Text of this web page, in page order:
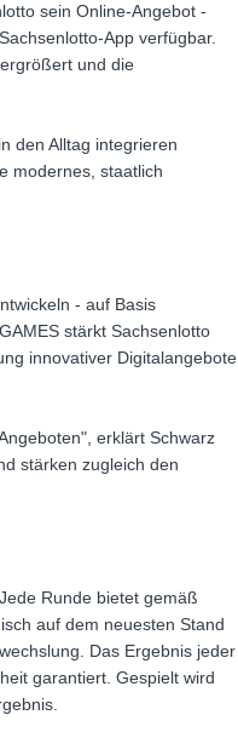
sein Online-Angebot -
App verfügbar.
und die
den Alltag integrieren
modernes, staatlich
- auf Basis
stärkt Sachsenlotto
innovativer Digitalangebote
erklärt Schwarz
stärken zugleich den
Runde bietet gemäß
auf dem neuesten Stand
Das Ergebnis jeder
garantiert. Gespielt wird